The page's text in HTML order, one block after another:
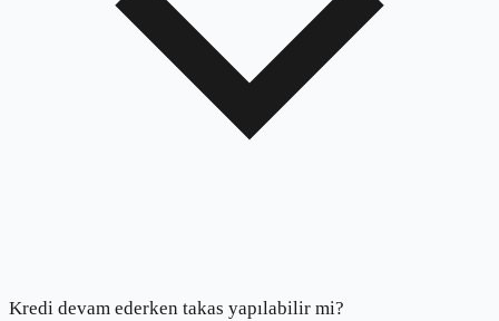
Kredi devam ederken takas yapılabilir mi?